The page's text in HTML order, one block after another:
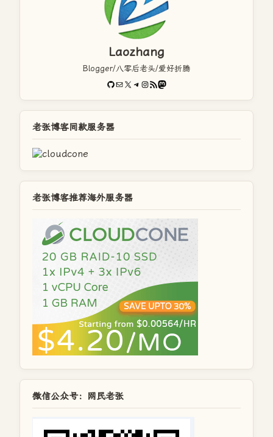
Laozhang
Blogger/八零后老头/爱好折腾
GitHub
电子邮件X Telegram
Instagram
RSS FeedMastodon
老张博客同款服务器
老张博客推荐海外服务器
微信公众号：网民老张